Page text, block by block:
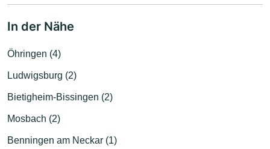
In der Nähe
Öhringen (4)
Ludwigsburg (2)
Bietigheim-Bissingen (2)
Mosbach (2)
Benningen am Neckar (1)